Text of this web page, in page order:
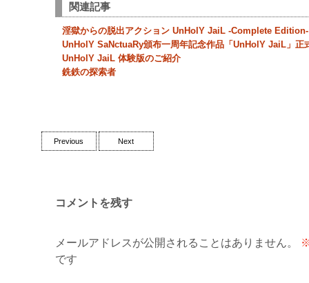
関連記事
淫獄からの脱出アクション UnHolY JaiL -Complete
UnHolY SaNctuaRy頒布一周年記念作品「UnHolY JaiL」正
UnHolY JaiL 体験版のご紹介
銑鉄の探索者
Previous Next
コメントを残す
メールアドレスが公開されることはありません。
です